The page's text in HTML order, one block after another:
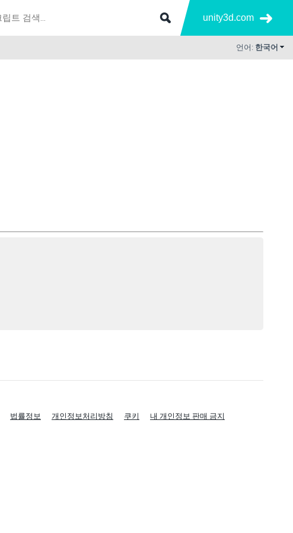
unity3d.com
언어: 한국어
법률정보 개인정보처리방침 쿠키 내 개인정보 판매 금지